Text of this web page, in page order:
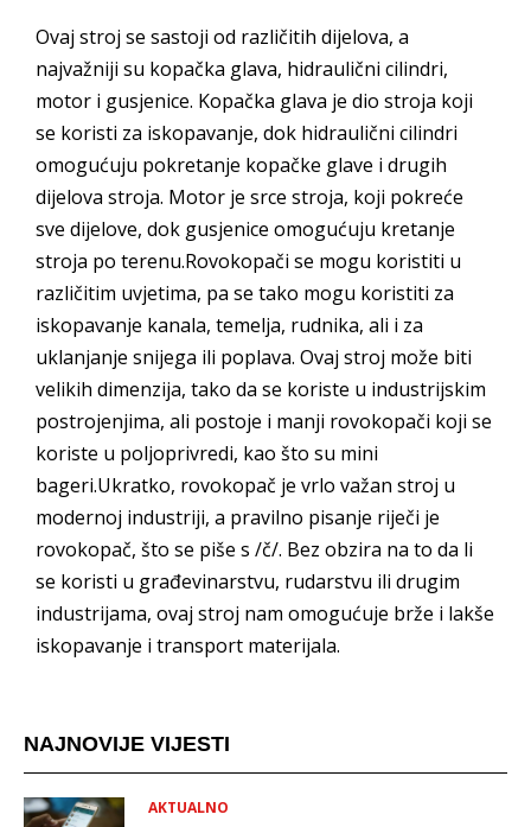
Ovaj stroj se sastoji od različitih dijelova, a
najvažniji su kopačka glava, hidraulični cilindri,
motor i gusjenice. Kopačka glava je dio stroja koji
se koristi za iskopavanje, dok hidraulični cilindri
omogućuju pokretanje kopačke glave i drugih
dijelova stroja. Motor je srce stroja, koji pokreće
sve dijelove, dok gusjenice omogućuju kretanje
stroja po terenu.Rovokopači se mogu koristiti u
različitim uvjetima, pa se tako mogu koristiti za
iskopavanje kanala, temelja, rudnika, ali i za
uklanjanje snijega ili poplava. Ovaj stroj može biti
velikih dimenzija, tako da se koriste u industrijskim
postrojenjima, ali postoje i manji rovokopači koji se
koriste u poljoprivredi, kao što su mini
bageri.Ukratko, rovokopač je vrlo važan stroj u
modernoj industriji, a pravilno pisanje riječi je
rovokopač, što se piše s /č/. Bez obzira na to da li
se koristi u građevinarstvu, rudarstvu ili drugim
industrijama, ovaj stroj nam omogućuje brže i lakše
iskopavanje i transport materijala.
NAJNOVIJE VIJESTI
AKTUALNO